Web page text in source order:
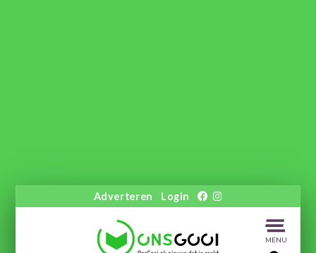
Adverteren Login
MENU